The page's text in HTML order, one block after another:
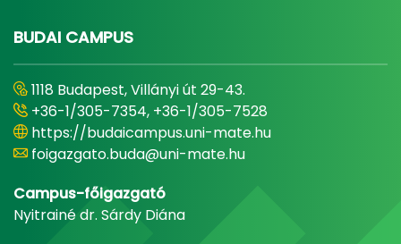
BUDAI CAMPUS
1118 Budapest, Villányi út 29-43.
+36-1/305-7354, +36-1/305-7528
https://budaicampus.uni-mate.hu
foigazgato.buda@uni-mate.hu
Campus-főigazgató
Nyitrainé dr. Sárdy Diána